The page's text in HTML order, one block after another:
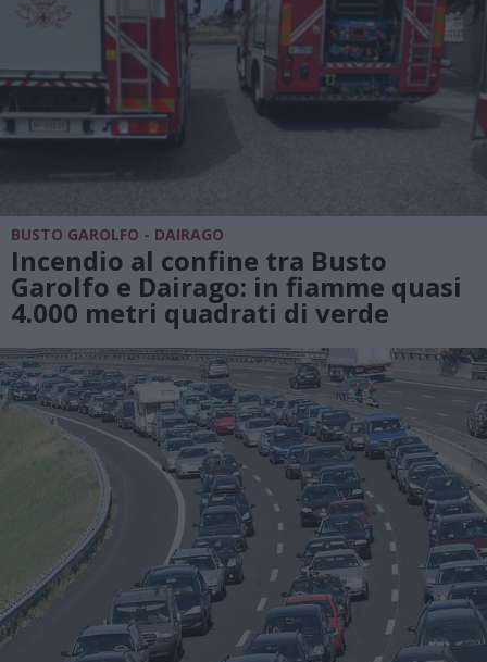
BUSTO GAROLFO - DAIRAGO
Incendio al confine tra Busto
Garolfo e Dairago: in fiamme quasi
4.000 metri quadrati di verde